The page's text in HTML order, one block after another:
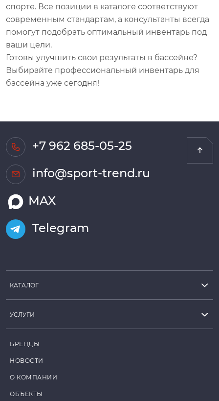
спорте. Все позиции в каталоге соответствуют
современным стандартам, а консультанты всегда
помогут подобрать оптимальный инвентарь под
ваши цели.
Готовы улучшить свои результаты в бассейне?
Выбирайте профессиональный инвентарь для
бассейна уже сегодня!
+7 962 685-05-25
info@sport-trend.ru
MAX
Telegram
КАТАЛОГ
УСЛУГИ
БРЕНДЫ
НОВОСТИ
О КОМПАНИИ
ОБЪЕКТЫ